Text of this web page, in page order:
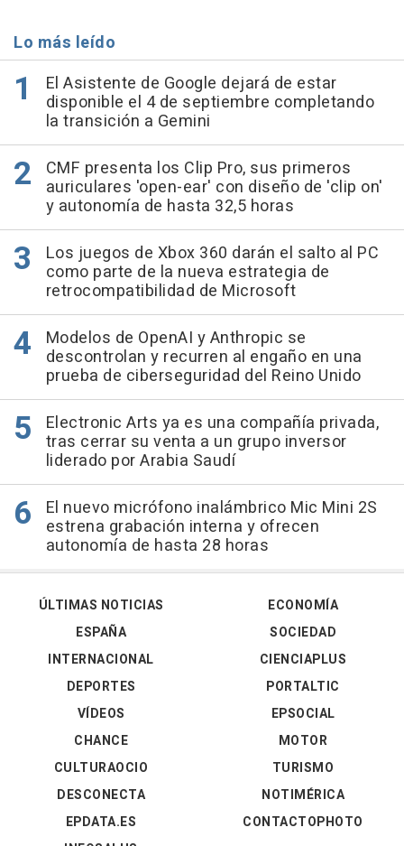
Lo más leído
El Asistente de Google dejará de estar
disponible el 4 de septiembre completando
la transición a Gemini
CMF presenta los Clip Pro, sus primeros
auriculares 'open-ear' con diseño de 'clip on'
y autonomía de hasta 32,5 horas
Los juegos de Xbox 360 darán el salto al PC
como parte de la nueva estrategia de
retrocompatibilidad de Microsoft
Modelos de OpenAI y Anthropic se
descontrolan y recurren al engaño en una
prueba de ciberseguridad del Reino Unido
Electronic Arts ya es una compañía privada,
tras cerrar su venta a un grupo inversor
liderado por Arabia Saudí
El nuevo micrófono inalámbrico Mic Mini 2S
estrena grabación interna y ofrecen
autonomía de hasta 28 horas
ÚLTIMAS NOTICIAS
ESPAÑA
INTERNACIONAL
DEPORTES
VÍDEOS
ECONOMÍA
SOCIEDAD
CIENCIAPLUS
PORTALTIC
EPSOCIAL
CHANCE
CULTURAOCIO
DESCONECTA
EPDATA.ES
MOTOR
TURISMO
NOTIMÉRICA
CONTACTOPHOTO